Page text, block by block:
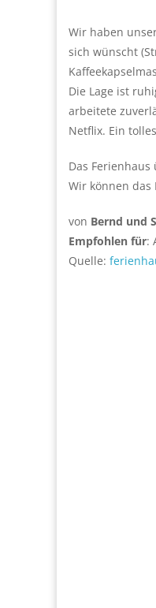
Wir haben
sich wünscht
Die Lage ist
arbeitete
Netflix. Ein
Das
Wir können
von Bernd und
Empfohlen für:
Quelle: